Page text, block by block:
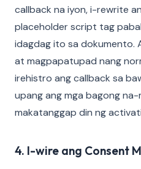
callback na iyon, i-rewrite
placeholder script tag
idagdag ito sa dokumento.
at magpapatupad nang
irehistro ang callback sa
upang ang mga bagong
makatanggap din ng
4. I-wire ang Consent